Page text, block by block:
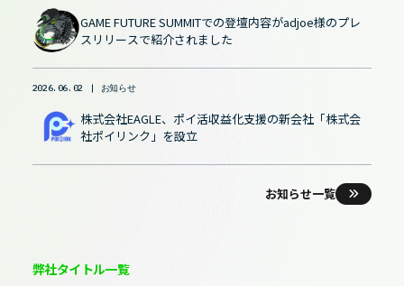
GAME FUTURE SUMMITでの登壇内容がadjoe様のプレ
スリリースで紹介されました
2026.06.02 お知らせ
株式会社EAGLE、ポイ活収益化支援の新会社「株式会
社ポイリンク」を設立
お知らせ一覧
弊社タイトル一覧